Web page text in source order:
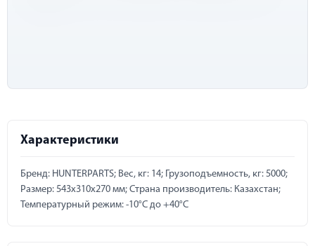
Характеристики
Бренд: HUNTERPARTS; Вес, кг: 14; Грузоподъемность, кг: 5000;
Размер: 543х310х270 мм; Страна производитель: Казахстан;
Температурный режим: -10°С до +40°С